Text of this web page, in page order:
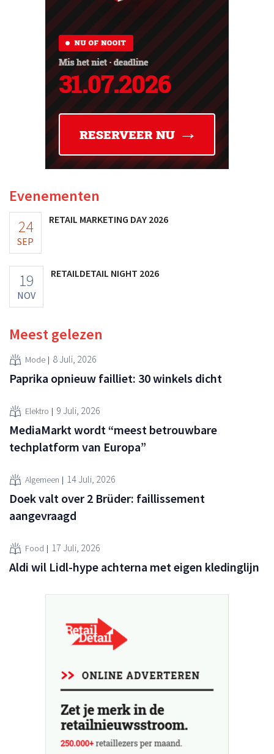
Evenementen
24
SEP
RETAIL MARKETING DAY 2026
19
NOV
RETAILDETAIL NIGHT 2026
Meest gelezen
Mode 8 Juli, 2026
Paprika opnieuw failliet: 30 winkels dicht
Elektro 9 Juli, 2026
MediaMarkt wordt “meest betrouwbare
techplatform van Europa”
Algemeen 14 Juli, 2026
Doek valt over 2 Brüder: faillissement
aangevraagd
Food 17 Juli, 2026
Aldi wil Lidl-hype achterna met eigen kledinglijn